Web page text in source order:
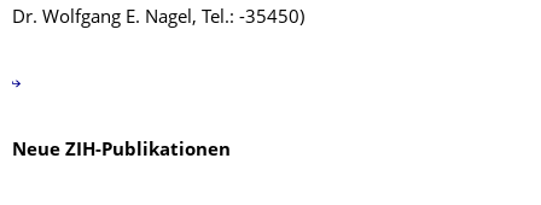
Dr. Wolfgang E. Nagel, Tel.: -35450)
Neue ZIH-Publikationen